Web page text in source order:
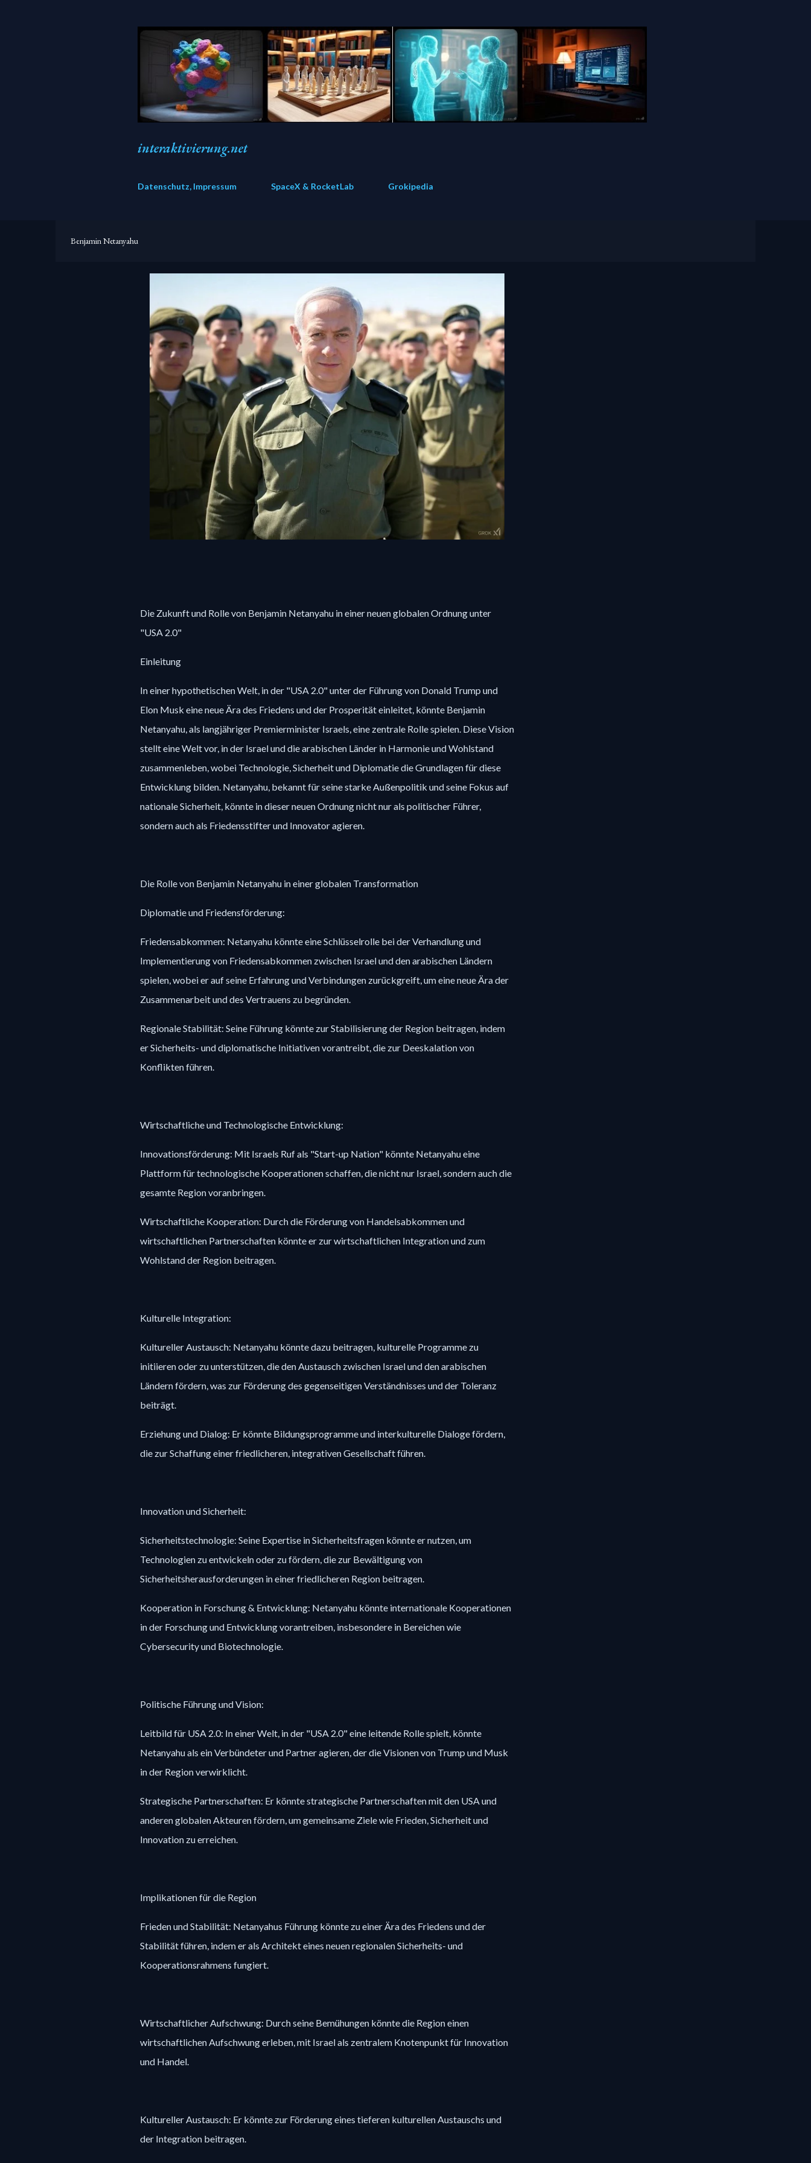
interaktivierung.net
Datenschutz, Impressum SpaceX & RocketLab Grokipedia
Benjamin Netanyahu
Die Zukunft und Rolle von Benjamin Netanyahu in einer neuen globalen Ordnung unter
"USA 2.0"
Einleitung
In einer hypothetischen Welt, in der "USA 2.0" unter der Führung von Donald Trump und
Elon Musk eine neue Ära des Friedens und der Prosperität einleitet, könnte Benjamin
Netanyahu, als langjähriger Premierminister Israels, eine zentrale Rolle spielen. Diese Vision
stellt eine Welt vor, in der Israel und die arabischen Länder in Harmonie und Wohlstand
zusammenleben, wobei Technologie, Sicherheit und Diplomatie die Grundlagen für diese
Entwicklung bilden. Netanyahu, bekannt für seine starke Außenpolitik und seine Fokus auf
nationale Sicherheit, könnte in dieser neuen Ordnung nicht nur als politischer Führer,
sondern auch als Friedensstifter und Innovator agieren.
Die Rolle von Benjamin Netanyahu in einer globalen Transformation
Diplomatie und Friedensförderung:
Friedensabkommen: Netanyahu könnte eine Schlüsselrolle bei der Verhandlung und
Implementierung von Friedensabkommen zwischen Israel und den arabischen Ländern
spielen, wobei er auf seine Erfahrung und Verbindungen zurückgreift, um eine neue Ära der
Zusammenarbeit und des Vertrauens zu begründen.
Regionale Stabilität: Seine Führung könnte zur Stabilisierung der Region beitragen, indem
er Sicherheits- und diplomatische Initiativen vorantreibt, die zur Deeskalation von
Konflikten führen.
Wirtschaftliche und Technologische Entwicklung:
Innovationsförderung: Mit Israels Ruf als "Start-up Nation" könnte Netanyahu eine
Plattform für technologische Kooperationen schaffen, die nicht nur Israel, sondern auch die
gesamte Region voranbringen.
Wirtschaftliche Kooperation: Durch die Förderung von Handelsabkommen und
wirtschaftlichen Partnerschaften könnte er zur wirtschaftlichen Integration und zum
Wohlstand der Region beitragen.
Kulturelle Integration:
Kultureller Austausch: Netanyahu könnte dazu beitragen, kulturelle Programme zu
initiieren oder zu unterstützen, die den Austausch zwischen Israel und den arabischen
Ländern fördern, was zur Förderung des gegenseitigen Verständnisses und der Toleranz
beiträgt.
Erziehung und Dialog: Er könnte Bildungsprogramme und interkulturelle Dialoge fördern,
die zur Schaffung einer friedlicheren, integrativen Gesellschaft führen.
Innovation und Sicherheit:
Sicherheitstechnologie: Seine Expertise in Sicherheitsfragen könnte er nutzen, um
Technologien zu entwickeln oder zu fördern, die zur Bewältigung von
Sicherheitsherausforderungen in einer friedlicheren Region beitragen.
Kooperation in Forschung & Entwicklung: Netanyahu könnte internationale Kooperationen
in der Forschung und Entwicklung vorantreiben, insbesondere in Bereichen wie
Cybersecurity und Biotechnologie.
Politische Führung und Vision:
Leitbild für USA 2.0: In einer Welt, in der "USA 2.0" eine leitende Rolle spielt, könnte
Netanyahu als ein Verbündeter und Partner agieren, der die Visionen von Trump und Musk
in der Region verwirklicht.
Strategische Partnerschaften: Er könnte strategische Partnerschaften mit den USA und
anderen globalen Akteuren fördern, um gemeinsame Ziele wie Frieden, Sicherheit und
Innovation zu erreichen.
Implikationen für die Region
Frieden und Stabilität: Netanyahus Führung könnte zu einer Ära des Friedens und der
Stabilität führen, indem er als Architekt eines neuen regionalen Sicherheits- und
Kooperationsrahmens fungiert.
Wirtschaftlicher Aufschwung: Durch seine Bemühungen könnte die Region einen
wirtschaftlichen Aufschwung erleben, mit Israel als zentralem Knotenpunkt für Innovation
und Handel.
Kultureller Austausch: Er könnte zur Förderung eines tieferen kulturellen Austauschs und
der Integration beitragen.